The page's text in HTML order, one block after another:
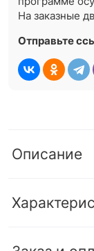
На заказные
Отправьте
Описание